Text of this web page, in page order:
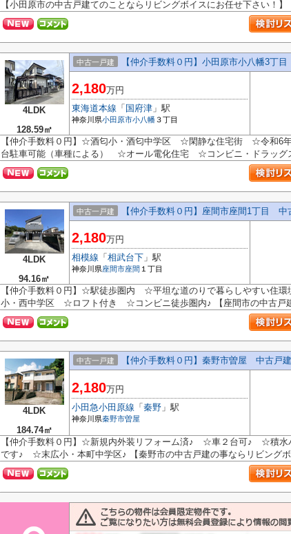
【小田原市の中古戸建てのことならリビングボイスにお任せ下さい！】
4LDK
128.59㎡
中古一戸建 【仲介手数料０円】小田原市小八幡3丁
2,180万円
東海道本線 「 国府津 」駅
神奈川県小田原市小八幡３丁目
【仲介手数料０円】☆酒匂小・酒匂中学区 ☆閑静な住宅街 ☆令和6
台駐車可能（車種による） ☆オール電化住宅 ☆コンビニ・ドラッグ
4LDK
94.16㎡
中古一戸建 【仲介手数料０円】座間市座間1丁目 中
2,180万円
相模線 「 相武台下 」駅
神奈川県座間市座間 １丁目
【仲介手数料０円】☆駅徒歩圏内 ☆平坦な道のりで暮らしやすい
小・西中学区 ☆ロフト付き ☆コンビニ徒歩圏内♪ 【座間市の中古戸
4LDK
184.74㎡
中古一戸建 【仲介手数料０円】秦野市曽屋 中古戸建
2,180万円
小田急小田原線 「 秦野 」駅
神奈川県秦野市曽屋
【仲介手数料０円】☆新規内外装リフォーム済♪ ☆車２台可♪ ☆積
です♪ ☆末広小・本町中学区♪ 【秦野市の中古戸建の事ならリビング